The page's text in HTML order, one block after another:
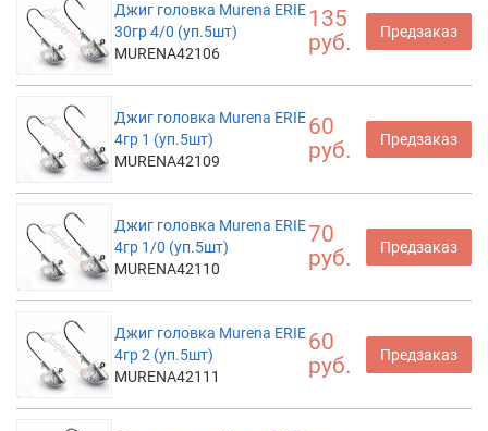
Джиг головка Murena ERIE
30гр 4/0 (уп.5шт)
MURENA42106
135
руб.
Предзаказ
Джиг головка Murena ERIE
4гр 1 (уп.5шт)
MURENA42109
60
руб.
Предзаказ
Джиг головка Murena ERIE
4гр 1/0 (уп.5шт)
MURENA42110
70
руб.
Предзаказ
Джиг головка Murena ERIE
4гр 2 (уп.5шт)
MURENA42111
60
руб.
Предзаказ